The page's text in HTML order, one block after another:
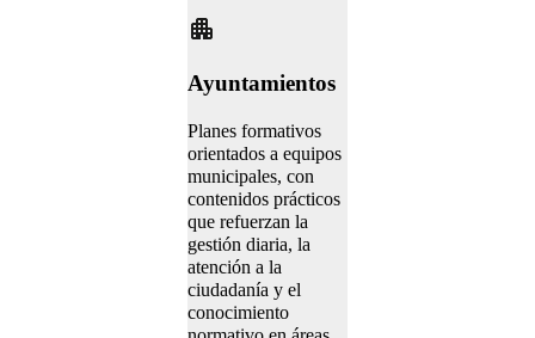
Ayuntamientos
Planes formativos
orientados a equipos
municipales, con
contenidos prácticos
que refuerzan la
gestión diaria, la
atención a la
ciudadanía y el
conocimiento